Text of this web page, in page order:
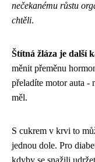
nečekanému růstu
chtěli.
Štítná žláza je další
měnit přeměnu
přeladíte motor auta
měl.
S cukrem v krvi to
jednou dole. Pro
kdyby se snažili